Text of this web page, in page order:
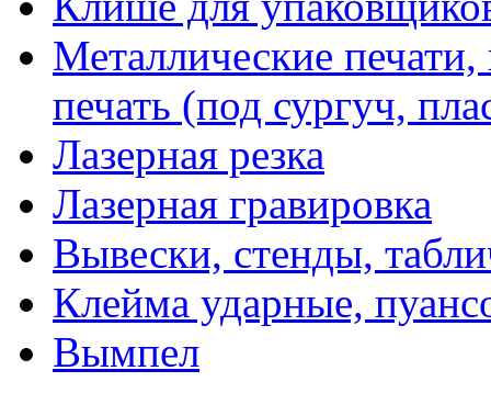
Металлические
печать (под сургуч,
Лазерная резка
Лазерная гравировка
Вывески, стенды,
Клейма ударные,
Вымпел